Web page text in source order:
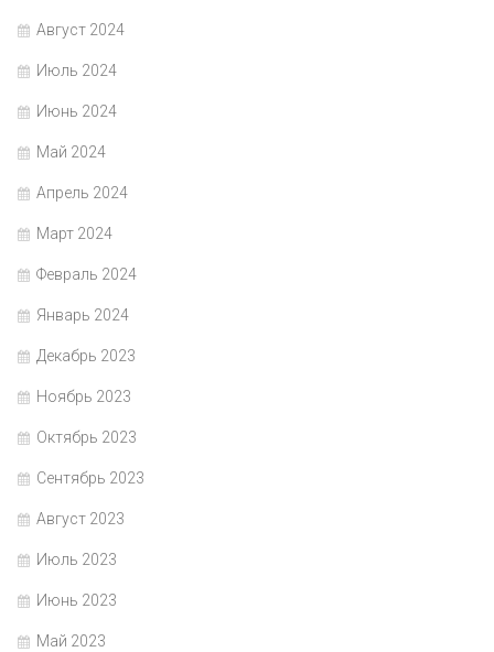
Август 2024
Июль 2024
Июнь 2024
Май 2024
Апрель 2024
Март 2024
Февраль 2024
Январь 2024
Декабрь 2023
Ноябрь 2023
Октябрь 2023
Сентябрь 2023
Август 2023
Июль 2023
Июнь 2023
Май 2023